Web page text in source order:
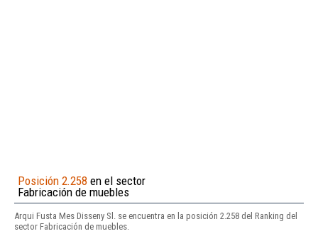
Posición 2.258 en el sector
Fabricación de muebles
Arqui Fusta Mes Disseny Sl. se encuentra en la posición 2.258 del Ranking del
sector Fabricación de muebles.